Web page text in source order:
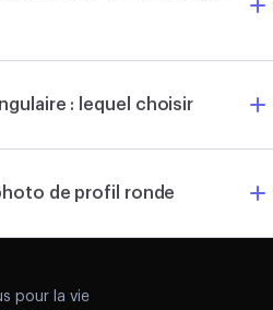
: lequel choisir
de profil ronde
pour la vie